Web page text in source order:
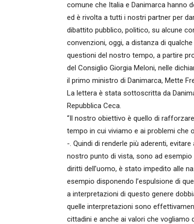
comune che Italia e Danimarca hanno
ed è rivolta a tutti i nostri partner per
dibattito pubblico, politico, su alcune
convenzioni, oggi, a distanza di
questioni del nostro tempo, a partire
del Consiglio Giorgia Meloni, nelle
il primo ministro di Danimarca, Mette
La lettera è stata sottoscritta da
Repubblica Ceca.
“Il nostro obiettivo è quello di
tempo in cui viviamo e ai problemi
-. Quindi di renderle più aderenti,
nostro punto di vista, sono ad esempio
diritti dell’uomo, è stato impedito alle
esempio disponendo l’espulsione di
a interpretazioni di questo genere
quelle interpretazioni sono
cittadini e anche ai valori che vogliamo